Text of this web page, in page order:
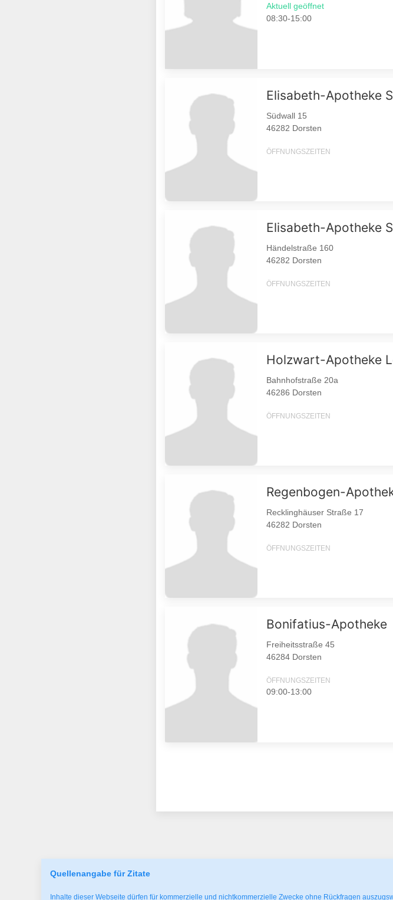
Aktuell geöffnet
08:30-15:00
Elisabeth-Apotheke
Südwall 15
46282 Dorsten
ÖFFNUNGSZEITEN
Elisabeth-Apotheke
Händelstraße 160
46282 Dorsten
ÖFFNUNGSZEITEN
Holzwart-Apotheke
Bahnhofstraße 20a
46286 Dorsten
ÖFFNUNGSZEITEN
Regenbogen-
Recklinghäuser Straße 17
46282 Dorsten
ÖFFNUNGSZEITEN
Bonifatius-Apotheke
Freiheitsstraße 45
46284 Dorsten
ÖFFNUNGSZEITEN
09:00-13:00
Quellenangabe für Zitate
Inhalte dieser Webseite dürfen für kommerzielle und nichtkommerzielle Zwecke ohne Rückfragen